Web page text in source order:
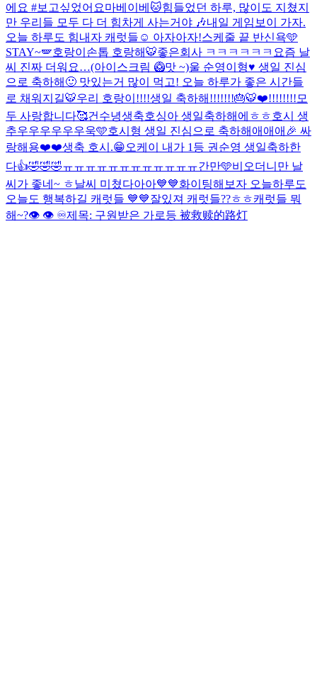
에요 #보고싶었어요마베이베 🐱힘들었던 하루, 많이도 지쳤지
만 우리들 모두 다 더 힘차게 사는거야 🎶내일 게임보이 가자.
오늘 하루도 힘내자 캐럿들☺️ 아자아자!스케줄 끝 반신욕🩵
STAY~🪽호랑이손톱 호랑해🐯좋은회사 ㅋㅋㅋㅋㅋㅋ 요즘 날
씨 진짜 더워요…(아이스크림 🥝맛 ~)울 순영이형♥️ 생일 진심
으로 축하해🙂 맛있는거 많이 먹고! 오늘 하루가 좋은 시간들
로 채워지길🐯우리 호랑이!!!!생일 축하해!!!!!!!🎂🐯❤️!!!!!!!! 모
두 사랑합니다🥰건수녕생축호싱아 생일축하해에ㅎㅎ호시 생
추우우우우우우욱🩵호시형 생일 진심으로 축하해애애애🎉 싸
랑해용❤️❤️생축 호시.😁오케이 내가 1등 권순영 생일축하한
다👍🤣🤣🤣ㅠㅠㅠㅠㅠㅠㅠㅠㅠㅠㅠㅠ간만🩵비오더니만 날
씨가 좋네~ ㅎ날씨 미쳤다아아💙💙화이팅해보자 오늘하루도
오늘도 행복하길 캐럿들 💙💙잘있져 캐럿들??ㅎㅎ캐럿들 뭐
해~?👁️ 👁️ ♾️제목: 구원받은 가로등 被救赎的路灯